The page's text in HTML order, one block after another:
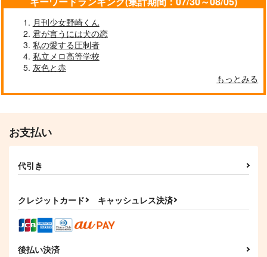
月刊少女野崎くん
君が言うには犬の恋
私の愛する圧制者
私立メロ高等学校
灰色と赤
もっとみる
お支払い
代引き
クレジットカード キャッシュレス決済
後払い決済